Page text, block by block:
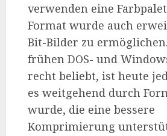
verwenden eine
Format wurde auch
Bit-Bilder zu
frühen DOS- und
recht beliebt, ist heute
es weitgehend durch
wurde, die eine bessere
Komprimierung